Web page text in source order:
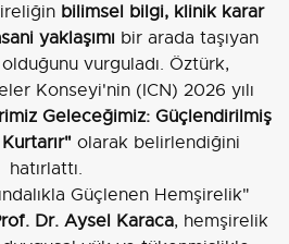
bilimsel bilgi, klinik karar
yaklaşımı bir arada taşıyan
vurguladı. Öztürk,
Konseyi'nin (ICN) 2026 yılı
Geleceğimiz: Güçlendirilmiş
olarak belirlendiğini
hatırlattı.
Güçlenen Hemşirelik"
Dr. Aysel Karaca, hemşirelik